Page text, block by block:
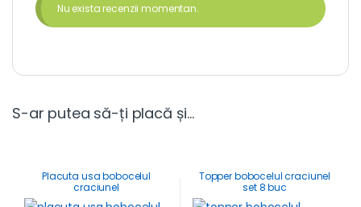
Nu exista recenzii momentan.
S-ar putea să-ți placă și…
Placuta usa bobocelul
craciunel
Topper bobocelul craciunel
set 8 buc